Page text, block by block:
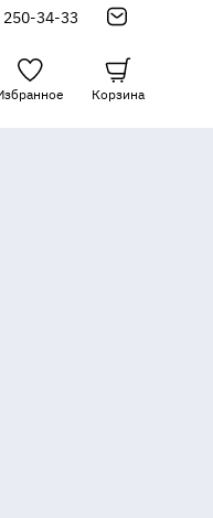
250-34-33
Корзина